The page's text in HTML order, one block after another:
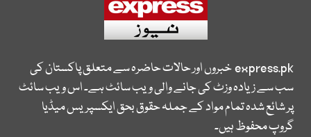
express.pkخبروں اور حالات حاضرہ سے متعلق پاکستان کی
سب سے زیادہ وزٹ کی جانے والی ویب سائٹ ہے۔ اس ویب سائٹ
پر شائع شدہ تمام مواد کے جملہ حقوق بحق ایکسپریس میڈیا
گروپ محفوظ ہیں۔